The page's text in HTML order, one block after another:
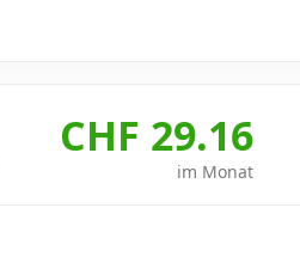
CHF 29.16
im Monat